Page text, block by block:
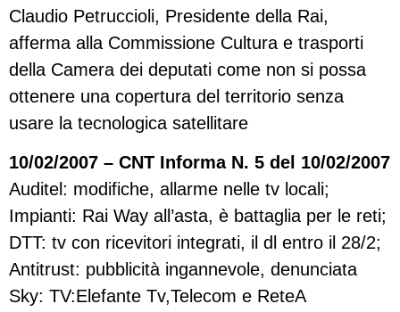
Claudio Petruccioli, Presidente della Rai,
afferma alla Commissione Cultura e trasporti
della Camera dei deputati come non si possa
ottenere una copertura del territorio senza
usare la tecnologica satellitare
10/02/2007 – CNT Informa N. 5 del 10/02/2007
Auditel: modifiche, allarme nelle tv locali;
Impianti: Rai Way all’asta, è battaglia per le reti;
DTT: tv con ricevitori integrati, il dl entro il 28/2;
Antitrust: pubblicità ingannevole, denunciata
Sky: TV:Elefante Tv,Telecom e ReteA